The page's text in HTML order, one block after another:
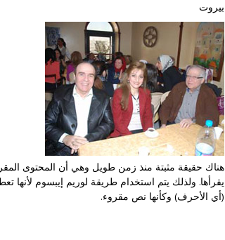
بيروت
هناك حقيقة مثبتة منذ زمن طويل وهي أن المحتوى
يقرأها. ولذلك يتم استخدام طريقة لوريم إيبسوم
(أي الأحرف) وكأنها نص مقروء.